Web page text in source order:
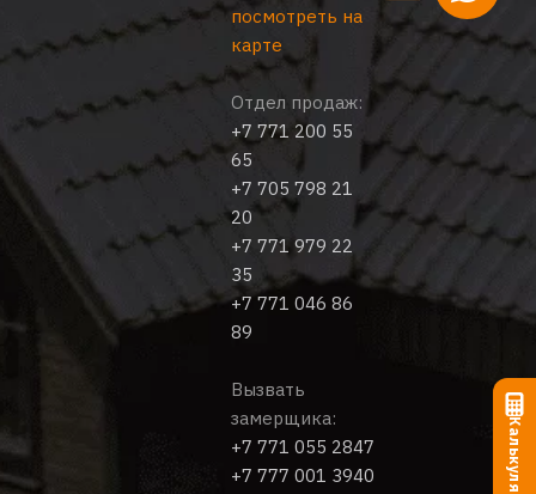
посмотреть на
карте
Отдел продаж:
+7 771 200 55
65
+7 705 798 21
20
+7 771 979 22
35
+7 771 046 86
89
Вызвать
замерщика:
+7 771 055 2847
+7 777 001 3940
Калькулятор